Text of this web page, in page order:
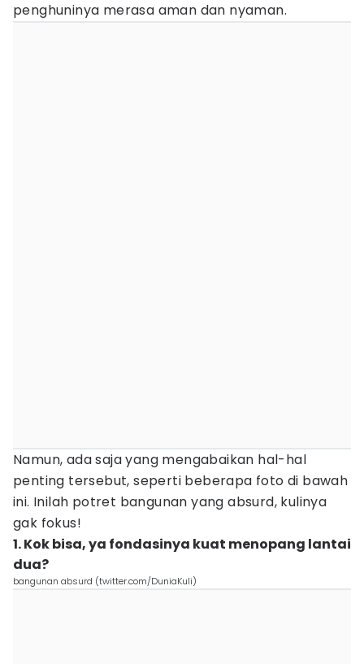
penghuninya merasa aman dan nyaman.
Namun, ada saja yang mengabaikan hal-hal
penting tersebut, seperti beberapa foto di bawah
ini. Inilah potret bangunan yang absurd, kulinya
gak fokus!
1. Kok bisa, ya fondasinya kuat menopang lantai
dua?
bangunan absurd (twitter.com/DuniaKuli)